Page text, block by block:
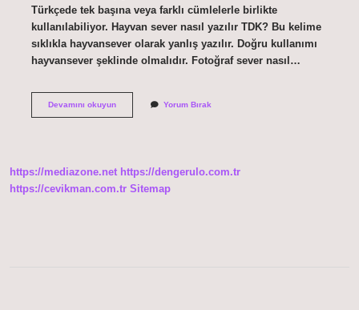
Türkçede tek başına veya farklı cümlelerle birlikte
kullanılabiliyor. Hayvan sever nasıl yazılır TDK? Bu kelime
sıklıkla hayvansever olarak yanlış yazılır. Doğru kullanımı
hayvansever şeklinde olmalıdır. Fotoğraf sever nasıl…
Devamını okuyunDoğa
Yorum Bırak
https://mediazone.net https://dengerulo.com.tr
https://cevikman.com.tr Sitemap